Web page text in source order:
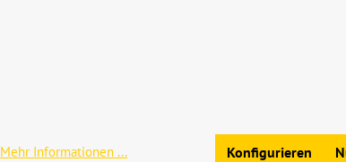
Allgemeine
Mehr Informationen ... Konfigurieren